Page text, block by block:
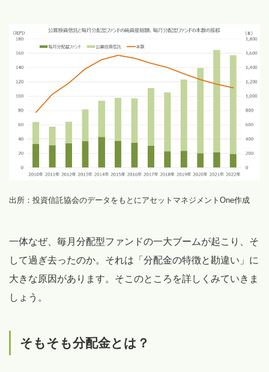
出所：投資信託協会のデータをもとにアセットマネジメントOne作成
一体なぜ、毎月分配型ファンドの一大ブームが起こり、そ
して過ぎ去ったのか。それは「分配金の特徴と勘違い」に
大きな原因があります。そこのところを詳しくみていきま
しょう。
そもそも分配金とは？